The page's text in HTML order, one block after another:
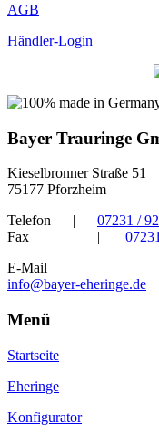
AGB
Händler-Login
Bayer Trauringe
Kieselbronner Straße 51
75177 Pforzheim
Telefon
|
07231 /
Fax
|
E-Mail
info@bayer-eheringe.de
Menü
Startseite
Eheringe
Konfigurator